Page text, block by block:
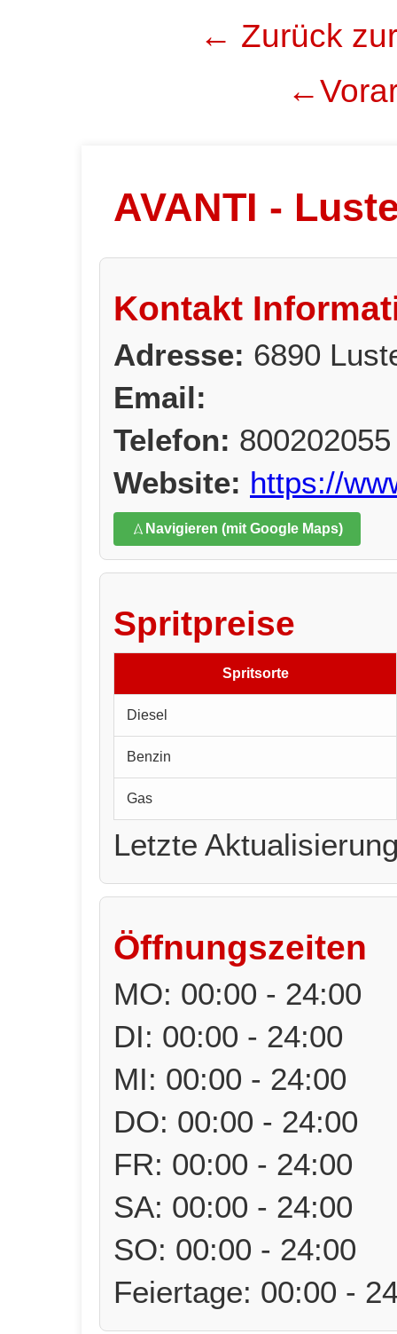
← Zurück
AVANTI -
Kontakt
Adresse: 6890
Email:
Telefon: 800202055
Website: https://
Navigieren (mit Google Maps)
Spritpreise
Spritsorte
Diesel
Benzin
Gas
Letzte
Öffnungszeiten
MO: 00:00 - 24:00
DI: 00:00 - 24:00
MI: 00:00 - 24:00
DO: 00:00 - 24:00
FR: 00:00 - 24:00
SA: 00:00 - 24:00
SO: 00:00 - 24:00
Feiertage: 00:00 -